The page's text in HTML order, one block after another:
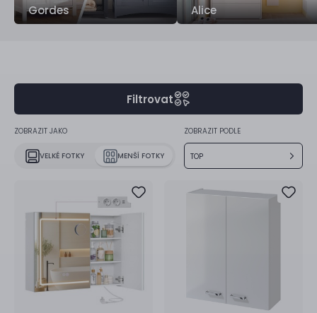
Gordes Alice
Filtrovat
ZOBRAZIT JAKO
VELKÉ FOTKY MENŠÍ FOTKY
ZOBRAZIT PODLE
TOP